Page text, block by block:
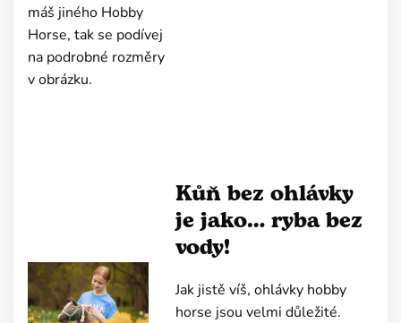
máš jiného Hobby
Horse, tak se podívej
na podrobné rozměry
v obrázku.
Kůň bez ohlávky
je jako… ryba bez
vody!
Jak jistě víš, ohlávky hobby
horse jsou velmi důležité.